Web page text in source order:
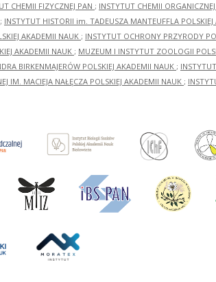
CHEMII FIZYCZNEJ PAN ; INSTYTUT CHEMII
; INSTYTUT HISTORII im. TADEUSZA MANTEUFFLA
AKADEMII NAUK ; INSTYTUT OCHRONY PRZYRODY
AKADEMII NAUK ; MUZEUM I INSTYTUT ZOOLOGII
BIRKENMAJERÓW POLSKIEJ AKADEMII NAUK ;
IM. MACIEJA NAŁĘCZA POLSKIEJ AKADEMII NAUK ;